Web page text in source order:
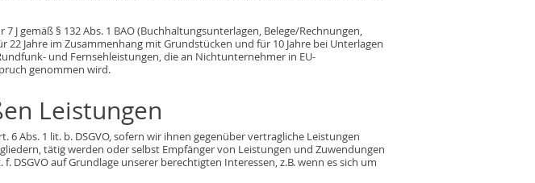
gemäß § 132 Abs. 1 BAO (Buchhaltungsunterlagen, Belege/Rechnungen,
Jahre im Zusammenhang mit Grundstücken und für 10 Jahre bei Unterlagen
und Fernsehleistungen, die an Nichtunternehmer in EU-
genommen wird.
Leistungen
Abs. 1 lit. b. DSGVO, sofern wir ihnen gegenüber vertragliche Leistungen
tätig werden oder selbst Empfänger von Leistungen und Zuwendungen
auf Grundlage unserer berechtigten Interessen, z.B. wenn es sich um